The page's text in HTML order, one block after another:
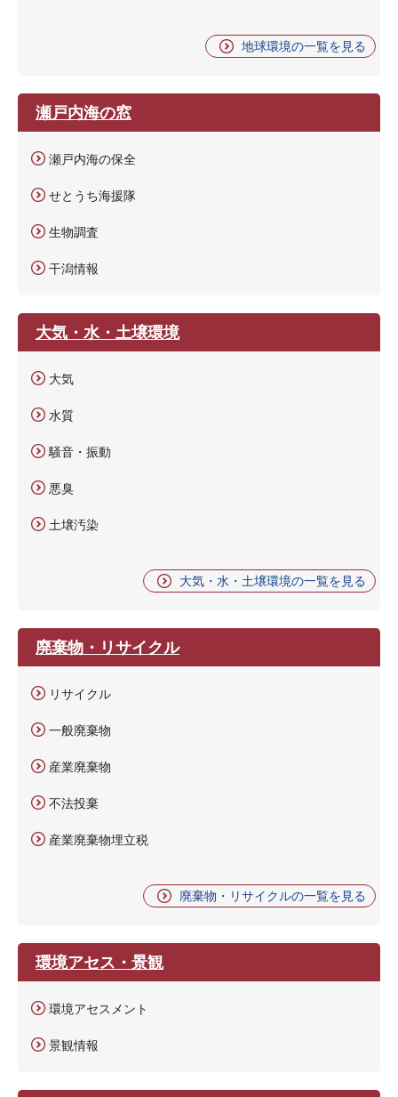
地球環境の一覧を見る
瀬戸内海の窓
瀬戸内海の保全
せとうち海援隊
生物調査
干潟情報
大気・水・土壌環境
大気
水質
騒音・振動
悪臭
土壌汚染
大気・水・土壌環境の一覧を見る
廃棄物・リサイクル
リサイクル
一般廃棄物
産業廃棄物
不法投棄
産業廃棄物埋立税
廃棄物・リサイクルの一覧を見る
環境アセス・景観
環境アセスメント
景観情報